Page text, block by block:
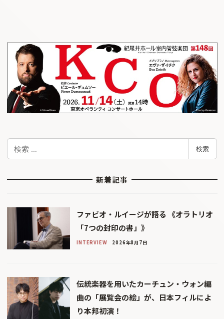
検
索
検索
新着記事
ファビオ・ルイージが語る 《オラトリオ
「7つの封印の書」》
INTERVIEW 2026年8月7日
伝統楽器を用いたカーチュン・ウォン編
曲の「展覧会の絵」が、日本フィルによ
り本邦初演！